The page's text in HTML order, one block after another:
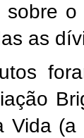
sobre
as
Vida